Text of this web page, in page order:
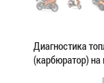
Диагностика
(карбюратор)